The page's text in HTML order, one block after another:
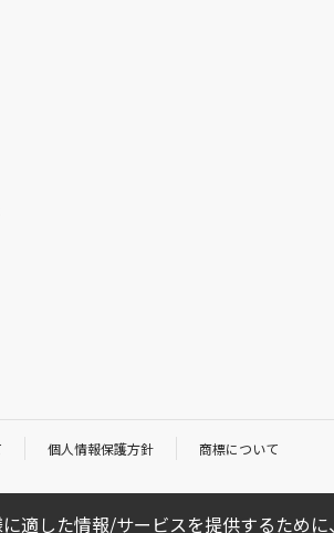
個人情報保護方針 商標について
適した情報/サービスを提供するため